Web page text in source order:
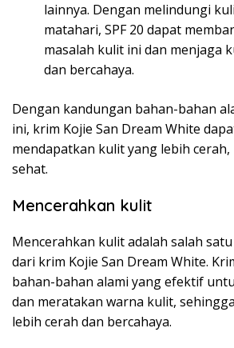
lainnya. Dengan melindungi
matahari, SPF 20 dapat
masalah kulit ini dan menjaga
dan bercahaya.
Dengan kandungan bahan-bahan
ini, krim Kojie San Dream White
mendapatkan kulit yang lebih cerah,
sehat.
Mencerahkan kulit
Mencerahkan kulit adalah salah
dari krim Kojie San Dream White.
bahan-bahan alami yang efektif
dan meratakan warna kulit,
lebih cerah dan bercahaya.